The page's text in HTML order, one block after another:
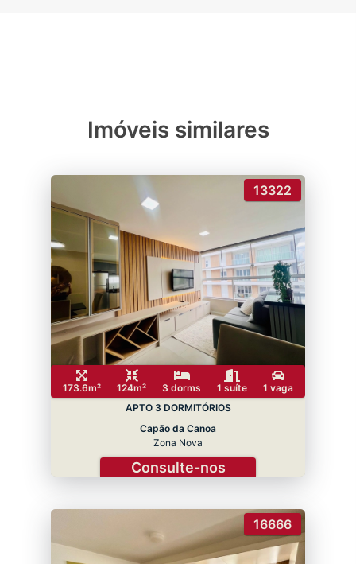
Imóveis similares
13322
173.6m² 124m² 3 dorms 1 suíte
1 vaga
APTO 3 DORMITÓRIOS
Capão da Canoa
Zona Nova
Consulte-nos
16666